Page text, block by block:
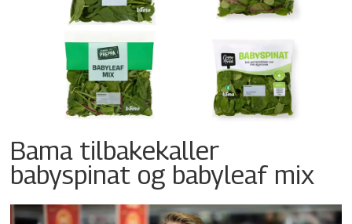
Bama tilbakekaller
babyspinat og babyleaf mix